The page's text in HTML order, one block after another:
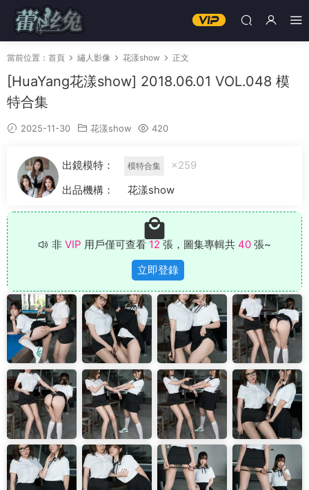
當前位置： 首頁 繡人影像 花漾show 正文
[HuaYang花漾show] 2018.06.01 VOL.048 模
特合集
2025-11-30 花漾show 420
出鏡模特： 模特合集
×259
出品機構：
花漾show
非 VIP 用戶僅可查看 12 張，圖集專輯共 40 張~
立即登錄